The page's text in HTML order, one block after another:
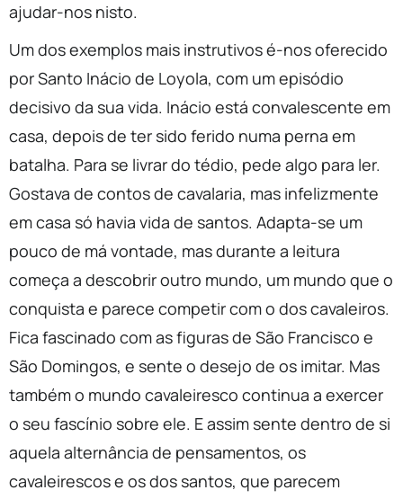
ajudar-nos nisto.
Um dos exemplos mais instrutivos é-nos oferecido
por Santo Inácio de Loyola, com um episódio
decisivo da sua vida. Inácio está convalescente em
casa, depois de ter sido ferido numa perna em
batalha. Para se livrar do tédio, pede algo para ler.
Gostava de contos de cavalaria, mas infelizmente
em casa só havia vida de santos. Adapta-se um
pouco de má vontade, mas durante a leitura
começa a descobrir outro mundo, um mundo que o
conquista e parece competir com o dos cavaleiros.
Fica fascinado com as figuras de São Francisco e
São Domingos, e sente o desejo de os imitar. Mas
também o mundo cavaleiresco continua a exercer
o seu fascínio sobre ele. E assim sente dentro de si
aquela alternância de pensamentos, os
cavaleirescos e os dos santos, que parecem